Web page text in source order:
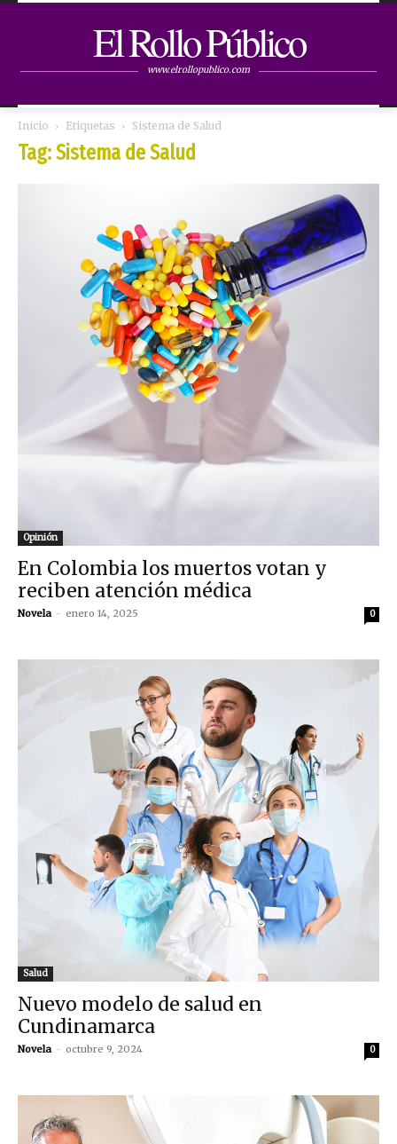
El Rollo Público
www.elrollopublico.com
Inicio Etiquetas Sistema de Salud
Tag: Sistema de Salud
Opinión
En Colombia los muertos votan y
reciben atención médica
Novela - enero 14, 2025 0
Salud
Nuevo modelo de salud en
Cundinamarca
Novela - octubre 9, 2024 0